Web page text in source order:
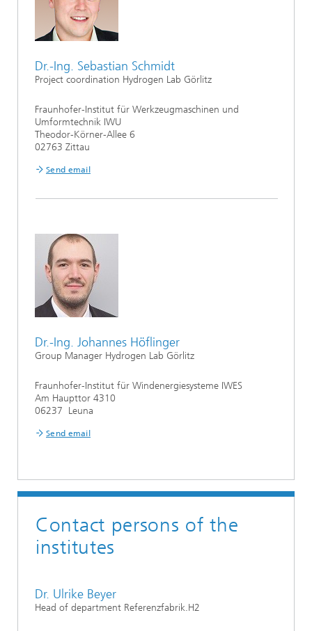
Dr.-Ing. Sebastian Schmidt
Project coordination Hydrogen Lab Görlitz
Fraunhofer-Institut für Werkzeugmaschinen und
Umformtechnik IWU
Theodor-Körner-Allee 6
02763 Zittau
Send email
Dr.-Ing. Johannes Höflinger
Group Manager Hydrogen Lab Görlitz
Fraunhofer-Institut für Windenergiesysteme IWES
Am Haupttor 4310
06237 Leuna
Send email
Contact persons of the
institutes
Dr. Ulrike Beyer
Head of department Referenzfabrik.H2